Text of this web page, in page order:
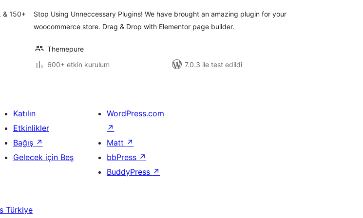
& 150+
Stop Using Unneccessary Plugins! We have brought an amazing plugin for your
woocommerce store. Drag & Drop with Elementor page builder.
Themepure
600+ etkin kurulum
7.0.3 ile test edildi
Katılın
Etkinlikler
Bağış ↗
Gelecek için Beş
WordPress.com
↗
Matt ↗
bbPress ↗
BuddyPress ↗
Türkiye